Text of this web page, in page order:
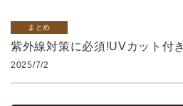
まとめ
紫外線対策に必須!UVカット付
2025/7/2